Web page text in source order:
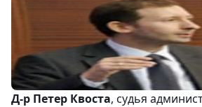
Д-р Петер Квоста, судья